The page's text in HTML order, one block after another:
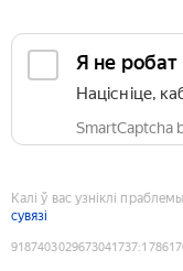
Я не робат
Націсніце,
SmartCaptcha
Калі ў вас узніклі
сувязі
9187403029673041737: